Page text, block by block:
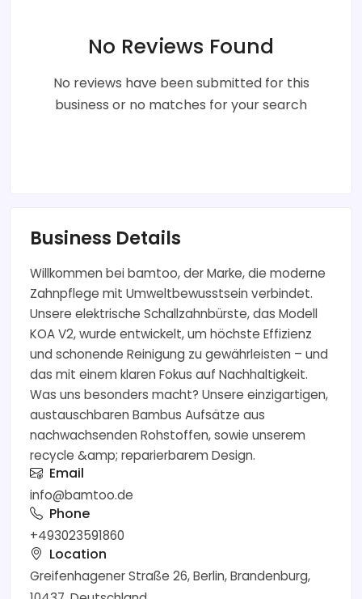
No Reviews Found
No reviews have been submitted for this
business or no matches for your search
Business Details
Willkommen bei bamtoo, der Marke, die moderne
Zahnpflege mit Umweltbewusstsein verbindet.
Unsere elektrische Schallzahnbürste, das Modell
KOA V2, wurde entwickelt, um höchste Effizienz
und schonende Reinigung zu gewährleisten – und
das mit einem klaren Fokus auf Nachhaltigkeit.
Was uns besonders macht? Unsere einzigartigen,
austauschbaren Bambus Aufsätze aus
nachwachsenden Rohstoffen, sowie unserem
recycle &amp; reparierbarem Design.
Email
info@bamtoo.de
Phone
+493023591860
Location
Greifenhagener Straße 26, Berlin, Brandenburg,